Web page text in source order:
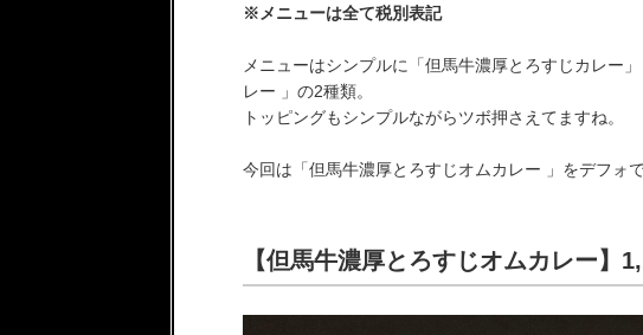
※メニューは全て税別表記
メニューはシンプルに「但馬牛濃厚とろすじカレー
レー 」の2種類。
トッピングもシンプルながらツボ押さえてますね。
今回は「但馬牛濃厚とろすじオムカレー 」をデフォ
【但馬牛濃厚とろすじオムカレー】